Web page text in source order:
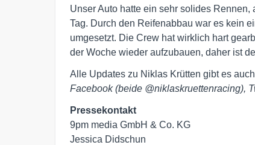
Unser Auto hatte ein sehr solides
Tag. Durch den Reifenabbau war es kein
umgesetzt. Die Crew hat wirklich hart
der Woche wieder aufzubauen, daher ist
Alle Updates zu Niklas Krütten gibt es
Facebook (beide @niklaskruettenracing),
Pressekontakt
9pm media GmbH & Co. KG
Jessica Didschun